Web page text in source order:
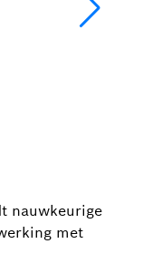
nauwkeurige
met